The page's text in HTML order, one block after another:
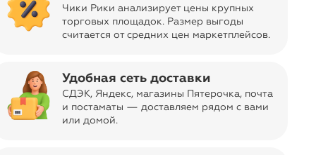
Чики Рики анализирует цены крупных
торговых площадок. Размер выгоды
считается от средних цен маркетплейсов.
Удобная сеть доставки
СДЭК, Яндекс, магазины Пятерочка, почта
и постаматы — доставляем рядом с вами
или домой.
format_quote